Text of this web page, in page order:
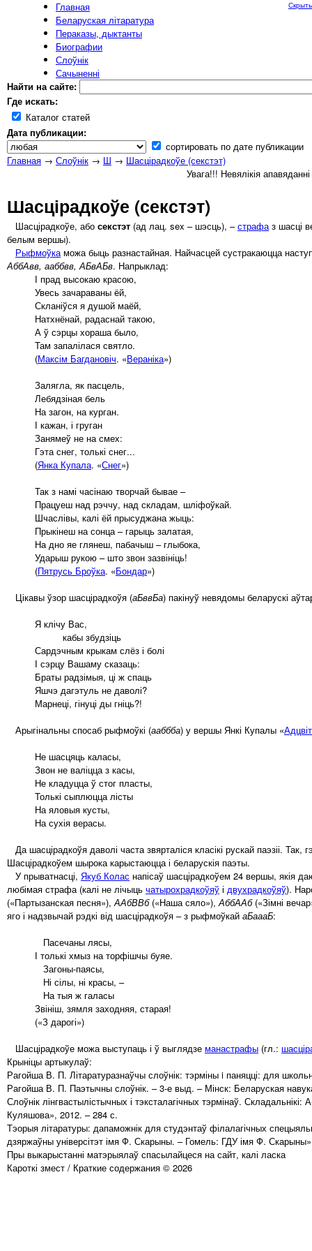
Главная
Беларуская літаратура
Пераказы, дыктанты
Биографии
Слоўнік
Сачыненні
Найти на сайте:
Где искать:
Каталог статей
Дата публикации:
сортировать по дате публикации
Скрыть
Главная → Слоўнік → Ш → Шасцірадкоўе (секстэт)
Увага!!! Невялікія
Шасцірадкоўе (секстэт)
Шасцірадкоўе, або секстэт (ад лац. sex – шэсць), –страфаз шасці
белым вершы).
Рыфмоўкаможа быць разнастайная. Найчасцей сустракаюцца
АббАвв, ааббвв, АБвАБв. Напрыклад:
І прад высокаю красою,
Увесь зачараваны ёй,
Скланіўся я душой маёй,
Натхнёнай, радаснай такою,
А ў сэрцы хораша было,
Там запалілася святло.
(Максім Багдановіч. «Вераніка»)
Залягла, як пасцель,
Лебядзіная бель
На загон, на курган.
І кажан, і груган
Занямеў не на смех:
Гэта снег, толькі снег...
(Янка Купала. «Снег»)
Так з намі часінаю творчай бывае –
Працуеш над рэччу, над складам, шліфоўкай.
Шчаслівы, калі ёй прысуджана жыць:
Прыкінеш на сонца – гарыць залатая,
На дно яе глянеш, пабачыш – глыбока,
Ударыш рукою – што звон зазвініць!
(Пятрусь Броўка. «Бондар»)
Цікавы ўзор шасцірадкоўя (аБввБа) пакінуў невядомы беларускі
Я клічу Вас,
кабы збудзіць
Сардэчным крыкам слёз і болі
І сэрцу Вашаму сказаць:
Браты радзімыя, ці ж спаць
Яшчэ дагэтуль не даволі?
Марнеці, гінуці ды гніць?!
Арыгінальны спосаб рыфмоўкі (ааббба) у вершы Янкі Купалы «
Не шасцяць каласы,
Звон не валіцца з касы,
Не кладуцца ў стог пласты,
Толькі сыплюцца лісты
На яловыя кусты,
На сухія верасы.
Да шасцірадкоўя даволі часта звярталіся класікі рускай паэзіі.
Шасцірадкоўем шырока карыстаюцца і беларускія паэты.
У прыватнасці, Якуб Колас напісаў шасцірадкоўем 24 вершы, якія
любімая страфа (калі не лічыць чатырохрадкоўяў і двухрадкоўяў).
(«Партызанская песня»),ААбВВб(«Наша сяло»),АббААб(«Зімні
яго і надзвычай рэдкі від шасцірадкоўя – з рыфмоўкай аБаааБ:
Пасечаны лясы,
І толькі хмыз на торфішчы буяе.
Загоны-паясы,
Ні сілы, ні красы, –
На тыя ж галасы
Звініш, зямля заходняя, старая!
(«З дарогі»)
Шасцірадкоўе можа выступаць і ў выглядзе манастрафы (гл.:
Крыніцы артыкулаў:
Рагойша В. П. Літаратуразнаўчы слоўнік: тэрміны i паняцці: для
Рагойша В. П. Паэтычны слоўнік. – 3-е выд. – Мінск: Беларуская
Слоўнік лінгвастылістычных і тэксталагічных тэрмінаў.
Куляшова», 2012. – 284 с.
Тэорыя літаратуры: дапаможнік для студэнтаў філалагічных
дзяржаўны універсітэт імя Ф. Скарыны. – Гомель: ГДУ імя Ф.
Пры выкарыстанні матэрыялаў спасылайцеся на сайт, калі ласка
Кароткі змест / Краткие содержания © 2026